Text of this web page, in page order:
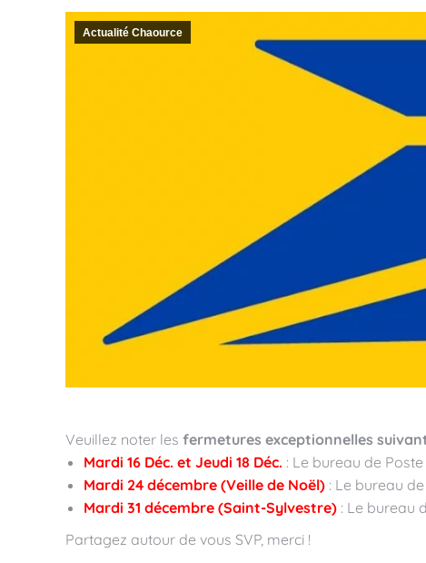
Actualité Chaource
Veuillez noter les fermetures exceptionnelles
Mardi 16 Déc. et Jeudi 18 Déc. : Le bureau de
Mardi 24 décembre (Veille de Noël) : Le bureau
Mardi 31 décembre (Saint-Sylvestre) : Le bureau
Partagez autour de vous SVP, merci !